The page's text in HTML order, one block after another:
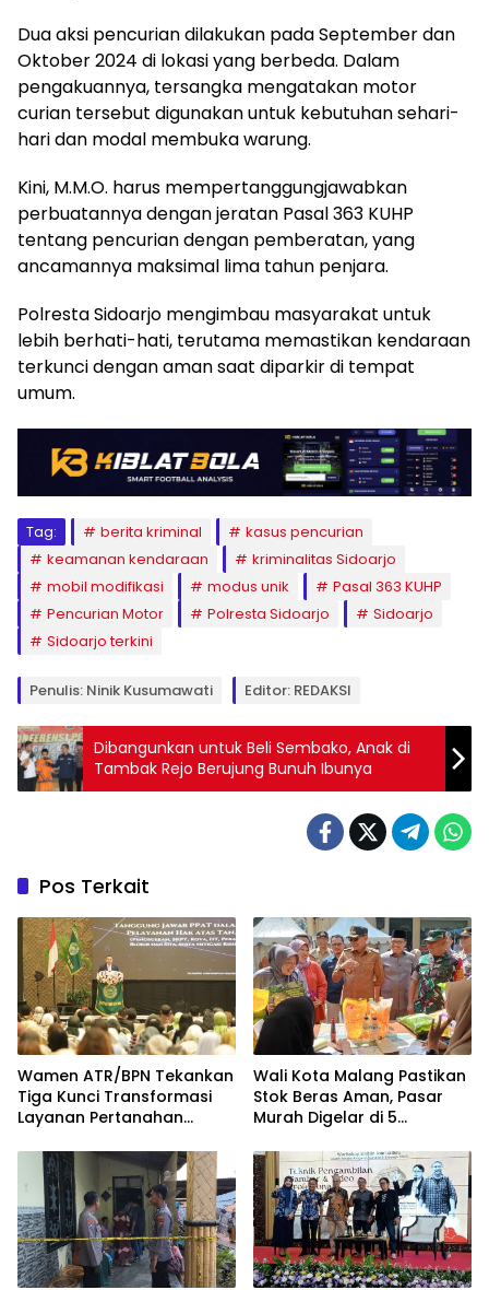
Dua aksi pencurian dilakukan pada September dan
Oktober 2024 di lokasi yang berbeda. Dalam
pengakuannya, tersangka mengatakan motor
curian tersebut digunakan untuk kebutuhan sehari-
hari dan modal membuka warung.
Kini, M.M.O. harus mempertanggungjawabkan
perbuatannya dengan jeratan Pasal 363 KUHP
tentang pencurian dengan pemberatan, yang
ancamannya maksimal lima tahun penjara.
Polresta Sidoarjo mengimbau masyarakat untuk
lebih berhati-hati, terutama memastikan kendaraan
terkunci dengan aman saat diparkir di tempat
umum.
Tag: berita kriminal
kasus pencurian
keamanan kendaraan
kriminalitas Sidoarjo
mobil modifikasi
modus unik
Pasal 363 KUHP
Pencurian Motor
Polresta Sidoarjo
Sidoarjo
Sidoarjo terkini
Penulis: Ninik Kusumawati Editor: REDAKSI
Dibangunkan untuk Beli Sembako, Anak di
Tambak Rejo Berujung Bunuh Ibunya
Pos Terkait
Wamen ATR/BPN Tekankan
Tiga Kunci Transformasi
Layanan Pertanahan
IPPAT
Wali Kota Malang Pastikan
Stok Beras Aman, Pasar
Murah Digelar di 5